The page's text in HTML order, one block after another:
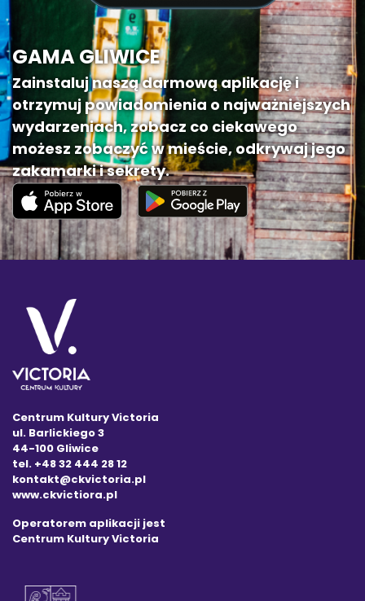
GAMA GLIWICE
Zainstaluj naszą darmową aplikację i
otrzymuj powiadomienia o najważniejszych
wydarzeniach, zobacz co ciekawego
możesz zobaczyć w mieście, odkrywaj jego
zakamarki i sekrety.
Centrum Kultury Victoria
ul. Barlickiego 3
44-100 Gliwice
tel. +48 32 444 28 12
kontakt@ckvictoria.pl
www.ckvictiora.pl
Operatorem aplikacji jest
Centrum Kultury Victoria